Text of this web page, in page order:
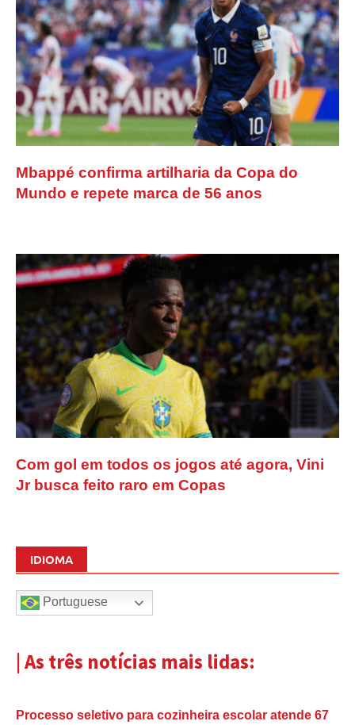
Mbappé confirma artilharia da Copa do
Mundo e repete marca de 56 anos
Com gol em todos os jogos até agora, Vini
Jr busca feito raro em Copas
IDIOMA
Portuguese
| As três notícias mais lidas:
Processo seletivo para cozinheira escolar atende 67